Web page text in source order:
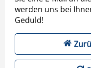
werden uns bei
Geduld!